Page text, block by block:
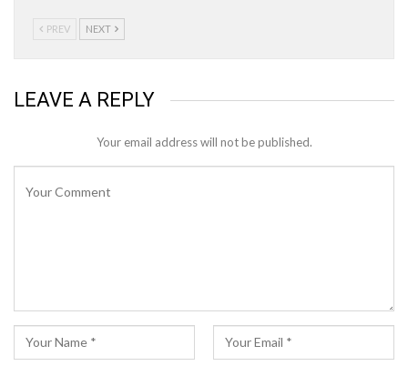
PREV NEXT
LEAVE A REPLY
Your email address will not be published.